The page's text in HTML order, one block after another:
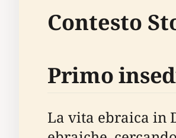
Contesto
Primo
La vita ebraica in